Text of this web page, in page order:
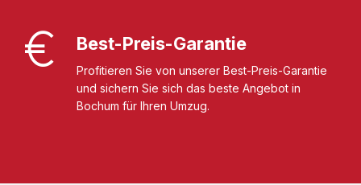
Best-Preis-Garantie
Profitieren Sie von unserer Best-Preis-Garantie
und sichern Sie sich das beste Angebot in
Bochum für Ihren Umzug.